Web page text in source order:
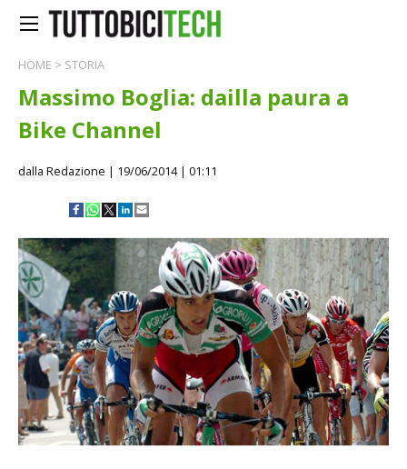
HOME > STORIA
Massimo Boglia: dailla paura a
Bike Channel
dalla Redazione | 19/06/2014 | 01:11